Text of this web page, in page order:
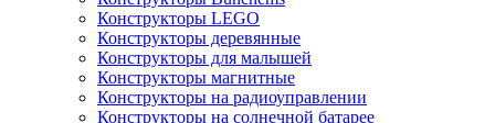
Конструкторы LEGO
Конструкторы деревянные
Конструкторы для малышей
Конструкторы магнитные
Конструкторы на радиоуправлении
Конструкторы на солнечной батарее